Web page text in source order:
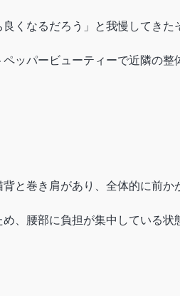
くなるだろう」と我慢してきた
ッパービューティーで近隣の整
と巻き肩があり、全体的に前か
、腰部に負担が集中している状